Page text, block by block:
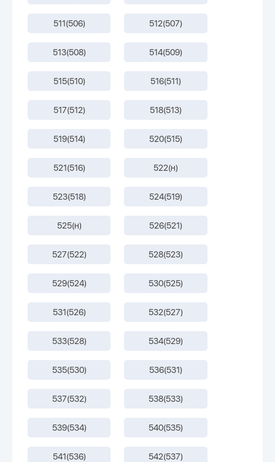
511(506) 512(507)
513(508) 514(509)
515(510) 516(511)
517(512) 518(513)
519(514) 520(515)
521(516) 522(н)
523(518) 524(519)
525(н) 526(521)
527(522) 528(523)
529(524) 530(525)
531(526) 532(527)
533(528) 534(529)
535(530) 536(531)
537(532) 538(533)
539(534) 540(535)
541(536) 542(537)